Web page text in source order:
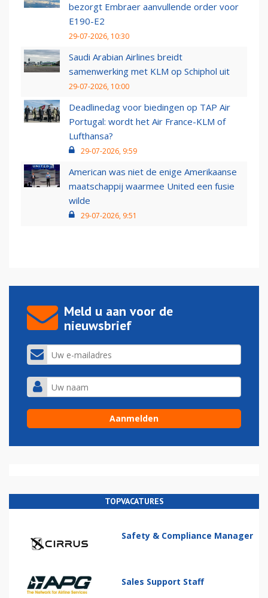
bezorgt Embraer aanvullende order voor
E190-E2
29-07-2026, 10:30
Saudi Arabian Airlines breidt
samenwerking met KLM op Schiphol uit
29-07-2026, 10:00
Deadlinedag voor biedingen op TAP Air
Portugal: wordt het Air France-KLM of
Lufthansa?
29-07-2026, 9:59
American was niet de enige Amerikaanse
maatschappij waarmee United een fusie
wilde
29-07-2026, 9:51
Meld u aan voor de
nieuwsbrief
TOPVACATURES
Safety & Compliance Manager
Sales Support Staff